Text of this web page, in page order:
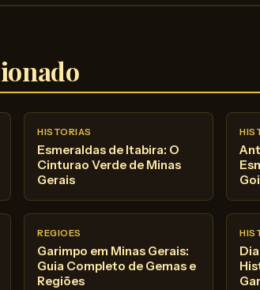
HISTORIAS
Esmeraldas de Itabira: O
Cinturao Verde de Minas
Gerais
REGIOES
Garimpo em Minas Gerais:
Guia Completo de Gemas e
Regiões